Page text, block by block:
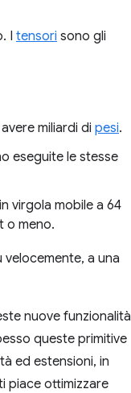
I tensori sono gli
miliardi di pesi.
eseguite le stesse
virgola mobile a 64
o meno.
a una
nuove funzionalità
queste primitive
ed estensioni, in
piace ottimizzare